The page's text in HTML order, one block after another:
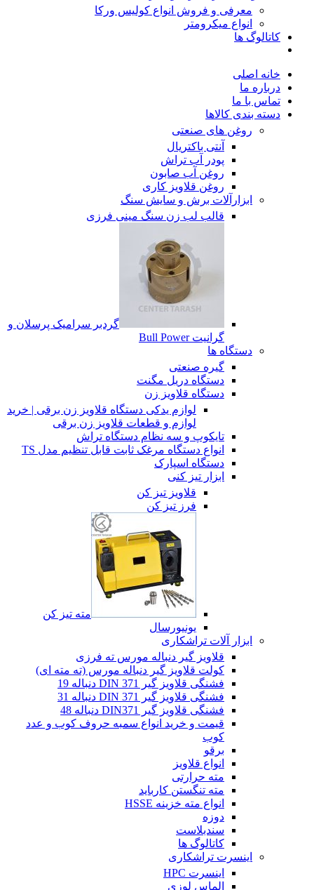
معرفی و فروش انواع کولیس ورکا
انواع میکرومتر
کاتالوگ ها
خانه اصلی
درباره ما
تماس با ما
دسته بندی کالاها
روغن های صنعتی
آنتی باکتریال
پودر آب تراش
روغن آب صابون
روغن قلاویز کاری
ابزارآلات برش و سایش سنگ
قالب لب زن سنگ مینی فرزی
گردبر سرامیک پرسلان و
گرانیت Bull Power
دستگاه ها
گیره صنعتی
دستگاه دریل مگنت
دستگاه قلاویز زن
لوازم یدکی دستگاه قلاویز زن برقی | خرید
لوازم و قطعات قلاویز زن برقی
تایکوپ و سه نظام دستگاه تراش
انواع دستگاه مرغک ثابت قابل تنظیم مدل TS
دستگاه اسپارک
ابزار تیز کنی
قلاویز تیز کن
فرز تیز کن
مته تیز کن
یونیورسال
ابزار آلات تراشکاری
قلاویز گیر دنباله مورس ته فرزی
کولت قلاویز گیر دنباله مورس (ته مته ای)
فشنگی قلاویز گیر DIN 371 دنباله 19
فشنگی قلاویز گیر DIN 371 دنباله 31
فشنگی قلاویز گیر DIN371 دنباله 48
قیمت و خرید انواع سمبه حروف کوب و عدد
کوب
برقو
انواع قلاویز
مته حرارتی
مته تنگستن کارباید
انواع مته خزینه HSSE
دوزه
سندبلاست
کاتالوگ ها
اینسرت تراشکاری
اینسرت HPC
الماس لوزی